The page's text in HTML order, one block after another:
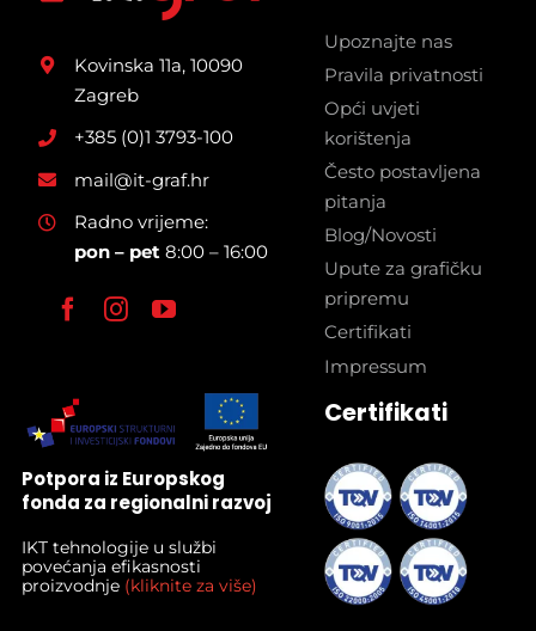
Kovinska 11a, 10090
Zagreb
+385 (0)1 3793-100
mail@it-graf.hr
Radno vrijeme:
pon – pet 8:00 – 16:00
Upoznajte nas
Pravila privatnosti
Opći uvjeti
korištenja
Često postavljena
pitanja
Blog/Novosti
Upute za grafičku
pripremu
Certifikati
Impressum
Potpora iz Europskog
fonda za regionalni razvoj
IKT tehnologije u službi
povećanja efikasnosti
proizvodnje (kliknite za više)
Certifikati